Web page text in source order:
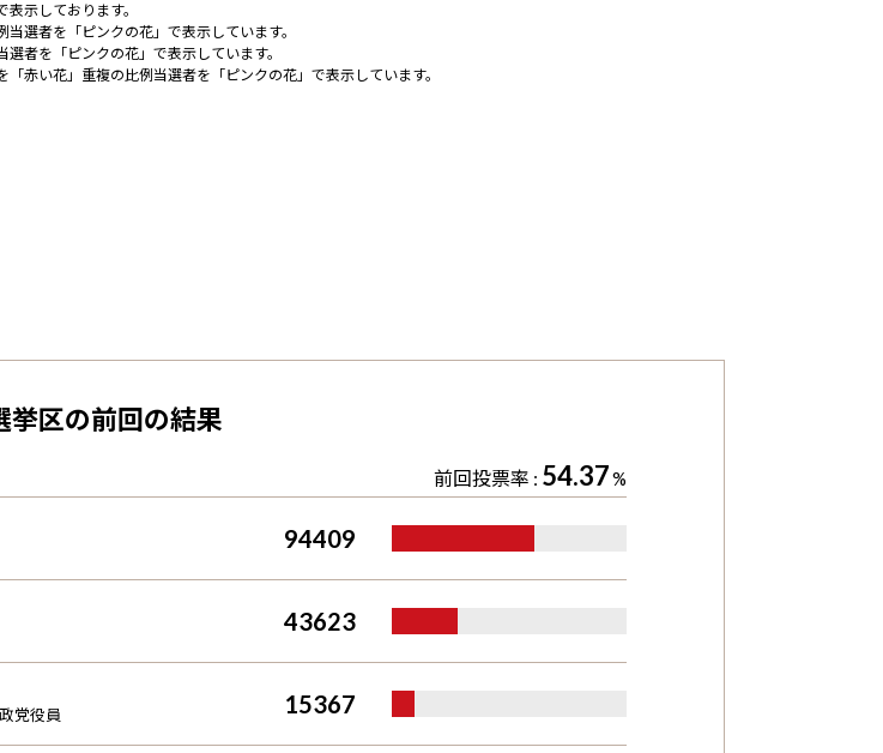
示しております。
選者を「ピンクの花」で表示しています。
者を「ピンクの花」で表示しています。
赤い花」重複の比例当選者を「ピンクの花」で表示しています。
挙区の前回の結果
前回投票率 : 54.37%
94409
43623
党役員
15367